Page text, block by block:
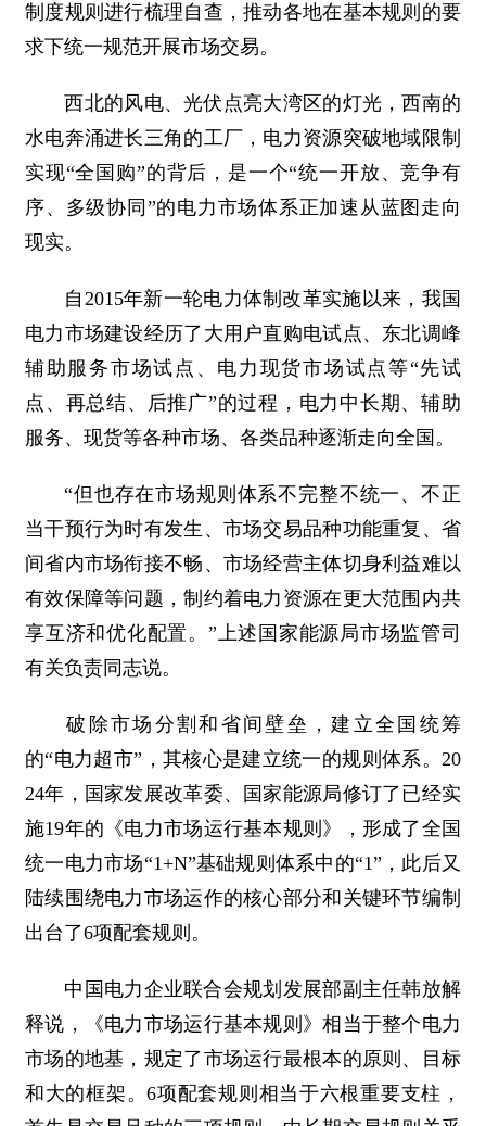
制度规则进行梳理自查，推动各地在基本规则的要
求下统一规范开展市场交易。
西北的风电、光伏点亮大湾区的灯光，西南的
水电奔涌进长三角的工厂，电力资源突破地域限制
实现“全国购”的背后，是一个“统一开放、竞争有
序、多级协同”的电力市场体系正加速从蓝图走向
现实。
自2015年新一轮电力体制改革实施以来，我国
电力市场建设经历了大用户直购电试点、东北调峰
辅助服务市场试点、电力现货市场试点等“先试
点、再总结、后推广”的过程，电力中长期、辅助
服务、现货等各种市场、各类品种逐渐走向全国。
“但也存在市场规则体系不完整不统一、不正
当干预行为时有发生、市场交易品种功能重复、省
间省内市场衔接不畅、市场经营主体切身利益难以
有效保障等问题，制约着电力资源在更大范围内共
享互济和优化配置。”上述国家能源局市场监管司
有关负责同志说。
破除市场分割和省间壁垒，建立全国统筹
的“电力超市”，其核心是建立统一的规则体系。20
24年，国家发展改革委、国家能源局修订了已经实
施19年的《电力市场运行基本规则》，形成了全国
统一电力市场“1+N”基础规则体系中的“1”，此后又
陆续围绕电力市场运作的核心部分和关键环节编制
出台了6项配套规则。
中国电力企业联合会规划发展部副主任韩放解
释说，《电力市场运行基本规则》相当于整个电力
市场的地基，规定了市场运行最根本的原则、目标
和大的框架。6项配套规则相当于六根重要支柱，